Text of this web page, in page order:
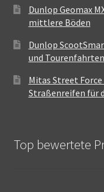
Dunlop Geomax
mittlere Böden
Dunlop
und Tourenfahrten
Mitas Street
Straßenreifen für
Top bewertete